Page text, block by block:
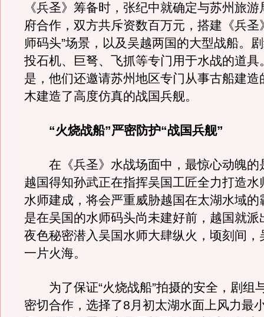
《兵圣》筹备时，张纪中就确定与苏州旅
府合作，双方共斥资数百万元，搭建《兵圣
师码头”场景，以及吴越两国的大型战船。
投石机、巨弩、飞抓等专门用于水战的道具
是，他们还邀请苏州地区专门从事古船建造
木建造了高度仿真的战国兵舰。
“火烧战船”严密防护“战国兵舰”
在《兵圣》水战场面中，最惊心动魄的
越国得知孙武正在指挥吴国工匠全力打造水
水师建成，将会严重威胁越国在太湖水域的
是在吴国的水师码头尚未建好前，越国就派
夜色秘密潜入吴国水师大肆纵火，顷刻间，
一片火海。
为了保证“火烧战船”拍摄的安全，剧组
密切合作，选择了8月初太湖水面上风力最